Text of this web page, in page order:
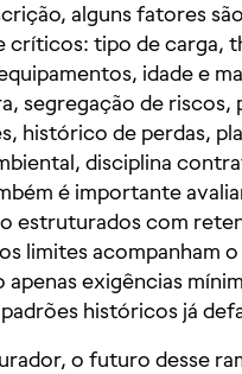
alguns fatores são
críticos: tipo de carga,
idade e
segregação de riscos,
histórico de perdas,
disciplina
é importante
estruturados com
limites acompanham o
apenas exigências
históricos já
o futuro desse